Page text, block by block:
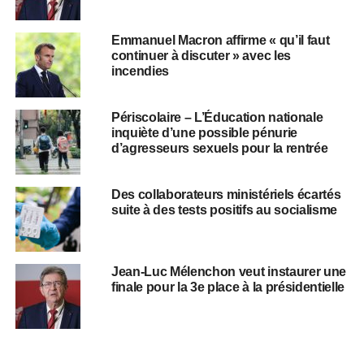
Emmanuel Macron affirme « qu’il faut
continuer à discuter » avec les
incendies
Périscolaire – L’Éducation nationale
inquiète d’une possible pénurie
d’agresseurs sexuels pour la rentrée
Des collaborateurs ministériels écartés
suite à des tests positifs au socialisme
Jean-Luc Mélenchon veut instaurer une
finale pour la 3e place à la présidentielle